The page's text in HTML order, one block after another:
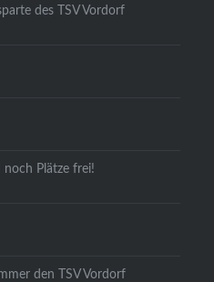
des TSV Vordorf
noch Plätze frei!
den TSV Vordorf